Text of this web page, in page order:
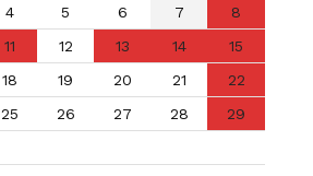
4 5 6 7
8
11 12 13 14
15
18 19 20 21
22
25 26 27 28
29